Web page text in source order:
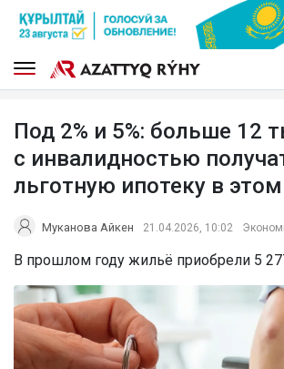
Под 2% и 5%: больше 12
с инвалидностью
льготную ипотеку в
Муканова Айкен 21.04.2026, 10:02
В прошлом году жильё приобрели 5